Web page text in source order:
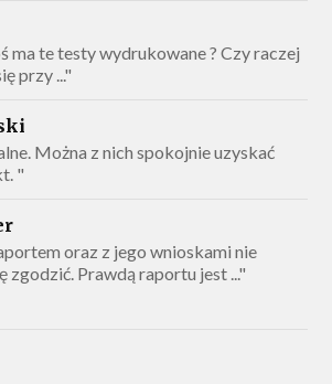
ma te testy wydrukowane ? Czy raczej
przy ..."
Można z nich spokojnie uzyskać
"
oraz z jego wnioskami nie
zgodzić. Prawdą raportu jest ..."